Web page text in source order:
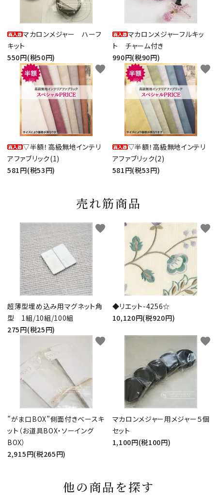
マカロンメジャー ハーフ
キット
550円(税50円)
マカロンメジャーフルキッ
ト チャーム付き
990円(税90円)
▽半額！高級無地インテリ
アファブリック(1)
581円(税53円)
favorite
▽半額！高級無地インテリ
アファブリック(2)
581円(税53円)
favorite
売れ筋商品
超薄型埋め込み用マグネット角
型 1組/10組/100組
275円(税25円)
favorite
◆リエット-4256☆
10,120円(税920円)
favorite
”がま口BOX”側面付きベースキ
ット（お道具BOX・ソーイング
BOX）
2,915円(税265円)
favorite
マカロンメジャー用メジャー５個
セット
1,100円(税100円)
favorite
他の商品を探す